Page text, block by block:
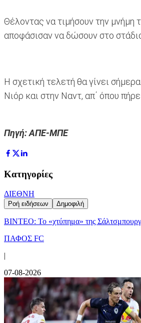
Θέλοντας να τιμήσουν την μνήμη
αποφάσισαν να δώσουν στο
Η σχετική τελετή θα γίνει
Νιόρ και στην Ναντ, απ΄ όπου
Πηγή: ΑΠΕ-ΜΠΕ
Κατηγορίες
ΔΙΕΘΝΗ
Ροή ειδήσεων Δημοφιλή
ΒΙΝΤΕΟ: Το «χτύπημα» της
ΠΑΦΟΣ FC
|
07-08-2026